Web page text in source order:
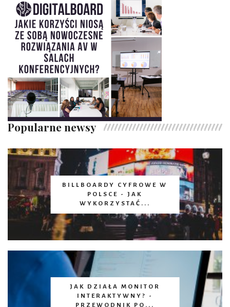
Popularne newsy
BILLBOARDY CYFROWE W
POLSCE - JAK
WYKORZYSTAĆ...
JAK DZIAŁA MONITOR
INTERAKTYWNY? -
PRZEWODNIK PO...